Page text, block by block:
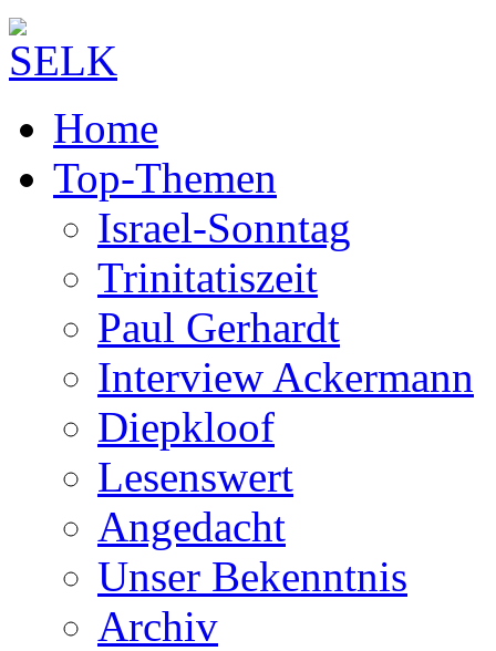
Home
Top-Themen
Israel-Sonntag
Trinitatiszeit
Paul Gerhardt
Interview Ackermann
Diepkloof
Lesenswert
Angedacht
Unser Bekenntnis
Archiv